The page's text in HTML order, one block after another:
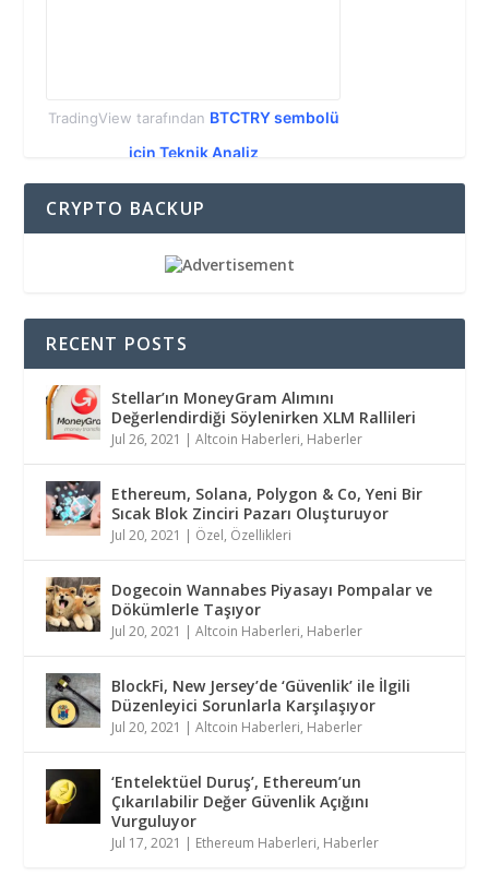
TradingView tarafından BTCTRY sembolü
için Teknik Analiz
CRYPTO BACKUP
RECENT POSTS
Stellar’ın MoneyGram Alımını
Değerlendirdiği Söylenirken XLM Rallileri
Jul 26, 2021 |Altcoin Haberleri, Haberler
Ethereum, Solana, Polygon & Co, Yeni Bir
Sıcak Blok Zinciri Pazarı Oluşturuyor
Jul 20, 2021 | Özel, Özellikleri
Dogecoin Wannabes Piyasayı Pompalar ve
Dökümlerle Taşıyor
Jul 20, 2021 |Altcoin Haberleri, Haberler
BlockFi, New Jersey’de ‘Güvenlik’ ile İlgili
Düzenleyici Sorunlarla Karşılaşıyor
Jul 20, 2021 |Altcoin Haberleri, Haberler
‘Entelektüel Duruş’, Ethereum’un
Çıkarılabilir Değer Güvenlik Açığını
Vurguluyor
Jul 17, 2021 | Ethereum Haberleri, Haberler